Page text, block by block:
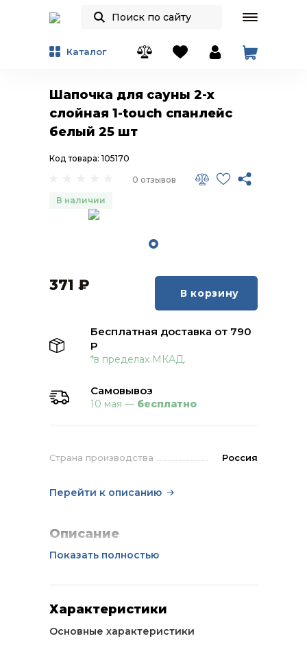
Каталог
Шапочка для сауны 2-х
слойная 1-touch cпанлейс
белый 25 шт
0 отзывов
Код товара: 105170
В наличии
Страна производства Россия
Перейти к описанию
371 ₽ В корзину
Бесплатная доставка от 790
Р
*в пределах МКАД.
Самовывоз
10 мая — бесплатно
Описание
Показать полностью
Характеристики
Основные характеристики